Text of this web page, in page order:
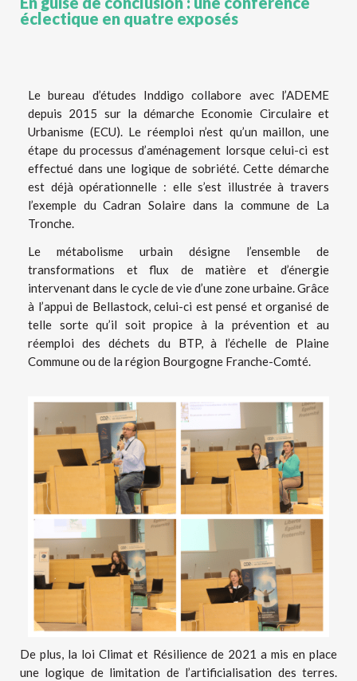
éclectique en quatre exposés
Le bureau d’études Inddigo collabore avec l’ADEME
depuis 2015 sur la démarche Economie Circulaire et
Urbanisme (ECU). Le réemploi n’est qu’un maillon, une
étape du processus d’aménagement lorsque celui-ci est
effectué dans une logique de sobriété. Cette démarche
est déjà opérationnelle : elle s’est illustrée à travers
l’exemple du Cadran Solaire dans la commune de La
Tronche.
Le métabolisme urbain désigne l’ensemble de
transformations et flux de matière et d’énergie
intervenant dans le cycle de vie d’une zone urbaine. Grâce
à l’appui de Bellastock, celui-ci est pensé et organisé de
telle sorte qu’il soit propice à la prévention et au
réemploi des déchets du BTP, à l’échelle de Plaine
Commune ou de la région Bourgogne Franche-Comté.
De plus, la loi Climat et Résilience de 2021 a mis en place
une logique de limitation de l’artificialisation des terres.